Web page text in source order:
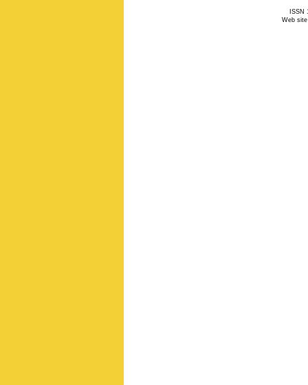
ISSN
Web